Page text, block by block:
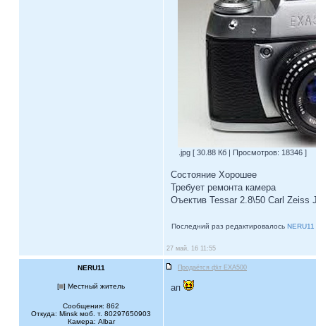
.jpg [ 30.88 Кб | Просмотров: 18346 ]
Состояние Хорошее
Требует ремонта камера
Оъектив Tessar 2.8\50 Carl Zeiss
Последний раз редактировалось NERU11
27 май, 16 11:55
NERU11 Продаётся ф\т EXA500
[ ] Местный житель
Сообщения: 862
Откуда: Minsk моб. т. 80297650903
Камера: Albar
ап